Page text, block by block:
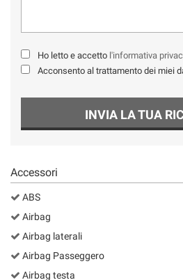
Ho letto e accetto l'informativa
Acconsento al trattamento dei miei
INVIA LA TUA
Accessori
ABS
Airbag
Airbag laterali
Airbag Passeggero
Airbag testa